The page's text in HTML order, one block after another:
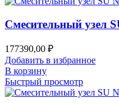
Смесительный узел
177390,00 ₽
Добавить в избранное
В корзину
Быстрый просмотр